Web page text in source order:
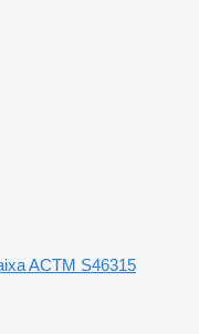
ACTM S46315